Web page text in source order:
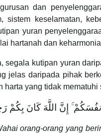
dan
sistem keselamatan,
yuran
hartanah dan
segala kutipan yuran
jelas daripada pihak
harta yang tidak
أَنفُسَكُمْ ۚ إِنَّ اللَّهَ كَانَ بِكُمْ
orang-orang yang